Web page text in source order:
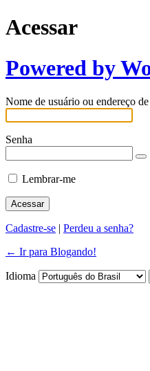
Acessar
Powered by
Nome de usuário ou endereço
Senha
Lembrar-me
Cadastre-se | Perdeu a senha?
← Ir para Blogando!
Idioma